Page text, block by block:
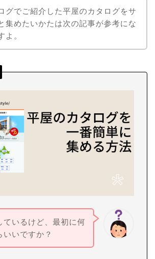
グでご紹介した平屋のカタログをサ
集めたいかたは次の記事が参考にな
よ。
ているけど、最初に何
いいですか？